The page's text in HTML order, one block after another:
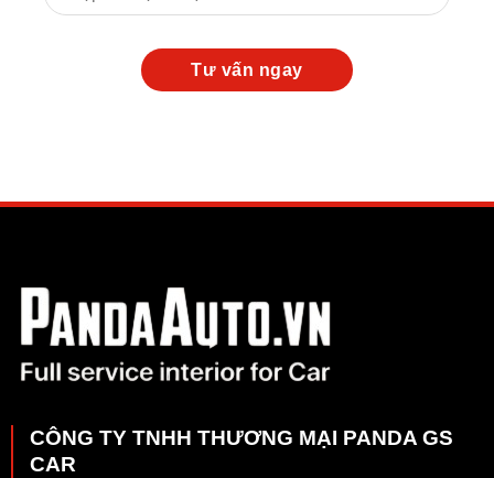
CÔNG TY TNHH THƯƠNG MẠI PANDA GS
CAR